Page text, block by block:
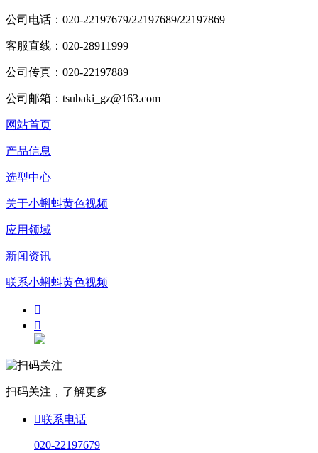
公司电话：020-22197679/22197689/22197869
客服直线：020-28911999
公司传真：020-22197889
公司邮箱：tsubaki_gz@163.com
网站首页
产品信息
选型中心
关于小蝌蚪黄色视频
应用领域
新闻资讯
联系小蝌蚪黄色视频


扫码关注，了解更多
联系电话
020-22197679